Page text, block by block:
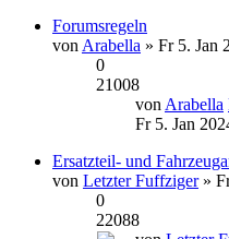
Forumsregeln
von Arabella » Fr 5. Jan
0
21008
von Arabella
Fr 5. Jan
Ersatzteil- und
von Letzter Fuffziger»
0
22088